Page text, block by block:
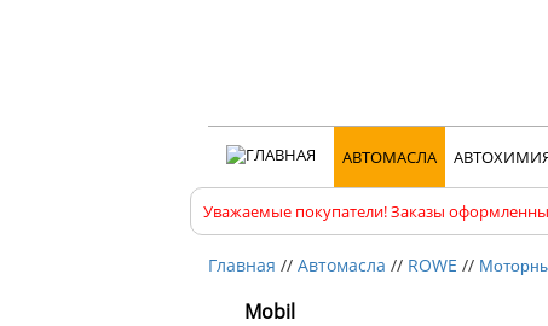
АВТОМАСЛА
Уважаемые покупатели! Заказы
Главная // Автомасла // ROWE //
Mobil